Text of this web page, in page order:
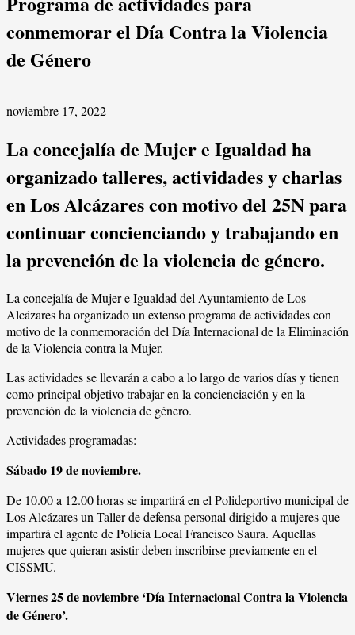
conmemorar el Día Contra la Violencia
de Género
noviembre 17, 2022
La concejalía de Mujer e Igualdad ha
organizado talleres, actividades y charlas
en Los Alcázares con motivo del 25N para
continuar concienciando y trabajando en
la prevención de la violencia de género.
La concejalía de Mujer e Igualdad del Ayuntamiento de Los
Alcázares ha organizado un extenso programa de actividades con
motivo de la conmemoración del Día Internacional de la Eliminación
de la Violencia contra la Mujer.
Las actividades se llevarán a cabo a lo largo de varios días y tienen
como principal objetivo trabajar en la concienciación y en la
prevención de la violencia de género.
Actividades programadas:
Sábado 19 de noviembre.
De 10.00 a 12.00 horas se impartirá en el Polideportivo municipal de
Los Alcázares un Taller de defensa personal dirigido a mujeres que
impartirá el agente de Policía Local Francisco Saura. Aquellas
mujeres que quieran asistir deben inscribirse previamente en el
CISSMU.
Viernes 25 de noviembre ‘Día Internacional Contra la Violencia
de Género’.